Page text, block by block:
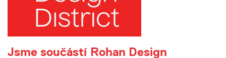
Jsme součástí Rohan Design